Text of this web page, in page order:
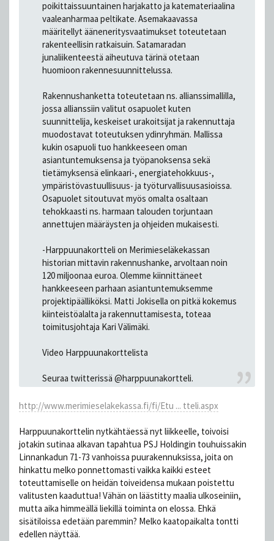
poikittaissuuntainen harjakatto ja katemateriaalina
vaaleanharmaa peltikate. Asemakaavassa
määritellyt ääneneritysvaatimukset toteutetaan
rakenteellisin ratkaisuin. Satamaradan
junaliikenteestä aiheutuva tärinä otetaan
huomioon rakennesuunnittelussa.
Rakennushanketta toteutetaan ns. allianssimallilla,
jossa allianssiin valitut osapuolet kuten
suunnittelija, keskeiset urakoitsijat ja rakennuttaja
muodostavat toteutuksen ydinryhmän. Mallissa
kukin osapuoli tuo hankkeeseen oman
asiantuntemuksensa ja työpanoksensa sekä
tietämyksensä elinkaari-, energiatehokkuus-,
ympäristövastuullisuus- ja työturvallisuusasioissa.
Osapuolet sitoutuvat myös omalta osaltaan
tehokkaasti ns. harmaan talouden torjuntaan
annettujen määräysten ja ohjeiden mukaisesti.
-Harppuunakortteli on Merimieseläkekassan
historian mittavin rakennushanke, arvoltaan noin
120 miljoonaa euroa. Olemme kiinnittäneet
hankkeeseen parhaan asiantuntemuksemme
projektipäälliköksi. Matti Jokisella on pitkä kokemus
kiinteistöalalta ja rakennuttamisesta, toteaa
toimitusjohtaja Kari Välimäki.
Video Harppuunakorttelista
Seuraa twitterissä @harppuunakortteli.
http://www.merimieselakekassa.fi/fi/Etu ... tteli.aspx
Harppuunakorttelin nytkähtäessä nyt liikkeelle, toivoisi
jotakin sutinaa alkavan tapahtua PSJ Holdingin touhuissakin
Linnankadun 71-73 vanhoissa puurakennuksissa, joita on
hinkattu melko ponnettomasti vaikka kaikki esteet
toteuttamiselle on heidän toiveidensa mukaan poistettu
valitusten kaaduttua! Vähän on läästitty maalia ulkoseiniin,
mutta aika himmeällä liekillä toiminta on elossa. Ehkä
sisätiloissa edetään paremmin? Melko kaatopaikalta tontti
edellen näyttää.